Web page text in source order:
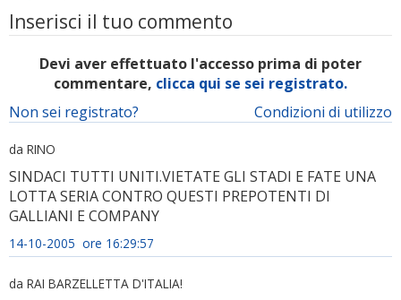
Inserisci il tuo commento
Devi aver effettuato l'accesso prima di poter
commentare, clicca qui se sei registrato.
Condizioni di utilizzo
Non sei registrato?
da RINO
SINDACI TUTTI UNITI.VIETATE GLI STADI E FATE UNA
LOTTA SERIA CONTRO QUESTI PREPOTENTI DI
GALLIANI E COMPANY
14-10-2005 ore 16:29:57
da RAI BARZELLETTA D'ITALIA!